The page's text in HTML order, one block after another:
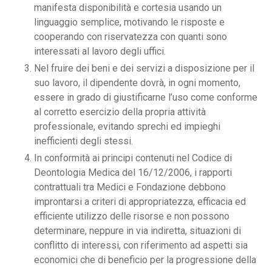
manifesta disponibilità e cortesia usando un
linguaggio semplice, motivando le risposte e
cooperando con riservatezza con quanti sono
interessati al lavoro degli uffici.
Nel fruire dei beni e dei servizi a disposizione per il
suo lavoro, il dipendente dovrà, in ogni momento,
essere in grado di giustificarne l’uso come conforme
al corretto esercizio della propria attività
professionale, evitando sprechi ed impieghi
inefficienti degli stessi.
In conformità ai principi contenuti nel Codice di
Deontologia Medica del 16/12/2006, i rapporti
contrattuali tra Medici e Fondazione debbono
improntarsi a criteri di appropriatezza, efficacia ed
efficiente utilizzo delle risorse e non possono
determinare, neppure in via indiretta, situazioni di
conflitto di interessi, con riferimento ad aspetti sia
economici che di beneficio per la progressione della